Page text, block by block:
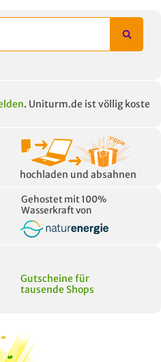
. Uniturm.de ist völlig koste
hochladen und absahnen
Gehostet mit 100%
Wasserkraft von
Gutscheine für
tausende Shops